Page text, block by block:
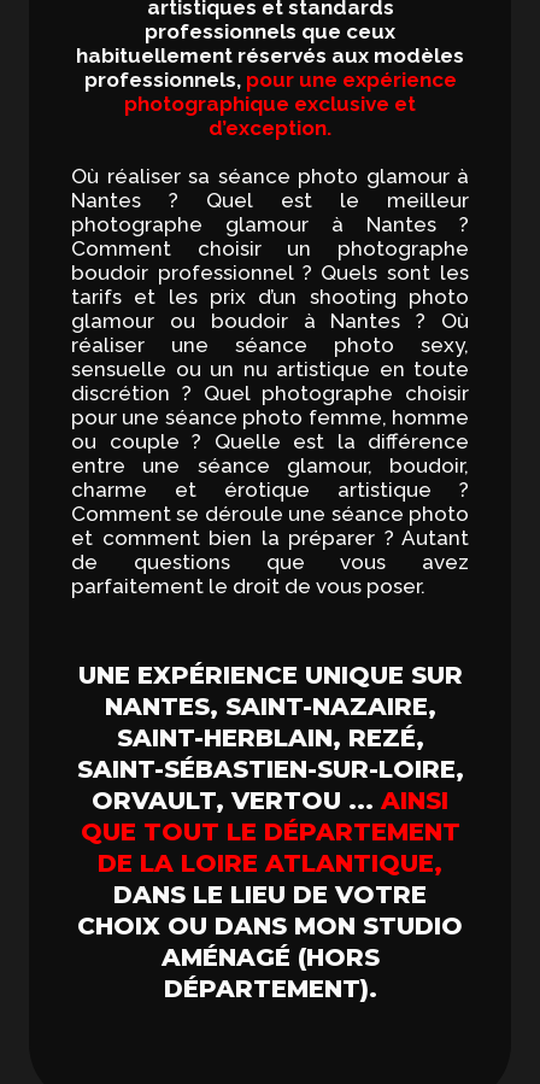
artistiques et standards
professionnels que ceux
habituellement réservés aux modèles
professionnels, pour une expérience
photographique exclusive et
d’exception.
Où réaliser sa séance photo glamour à
Nantes ? Quel est le meilleur
photographe glamour à Nantes ?
Comment choisir un photographe
boudoir professionnel ? Quels sont les
tarifs et les prix d’un shooting photo
glamour ou boudoir à Nantes ? Où
réaliser une séance photo sexy,
sensuelle ou un nu artistique en toute
discrétion ? Quel photographe choisir
pour une séance photo femme, homme
ou couple ? Quelle est la différence
entre une séance glamour, boudoir,
charme et érotique artistique ?
Comment se déroule une séance photo
et comment bien la préparer ? Autant
de questions que vous avez
parfaitement le droit de vous poser.
UNE EXPÉRIENCE UNIQUE SUR
NANTES, SAINT-NAZAIRE,
SAINT-HERBLAIN, REZÉ,
SAINT-SÉBASTIEN-SUR-LOIRE,
ORVAULT, VERTOU ... AINSI
QUE TOUT LE DÉPARTEMENT
DE LA LOIRE ATLANTIQUE,
DANS LE LIEU DE VOTRE
CHOIX OU DANS MON STUDIO
AMÉNAGÉ (HORS
DÉPARTEMENT).